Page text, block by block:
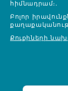
հիմնադրամ։.
Բոլոր
Քուքիների